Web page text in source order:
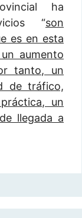
ha
“son
es en esta
aumento
tanto, un
de tráfico,
un
llegada a